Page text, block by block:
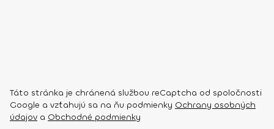
Táto stránka je chránená službou reCaptcha od spoločnosti
Google a vzťahujú sa na ňu podmienky Ochrany osobných
údajov a Obchodné podmienky